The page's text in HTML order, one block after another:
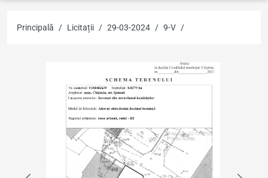
Principală Licitații 29-03-2024 9-V